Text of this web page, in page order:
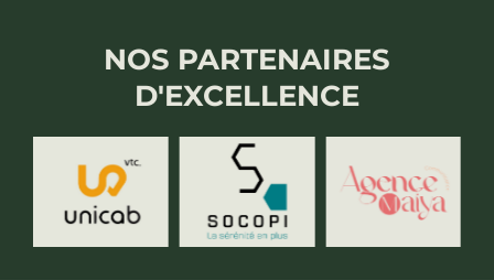
NOS PARTENAIRES
D'EXCELLENCE